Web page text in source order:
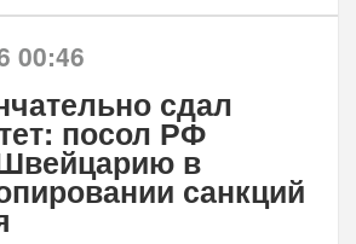
00:46
сдал
посол РФ
в
санкций